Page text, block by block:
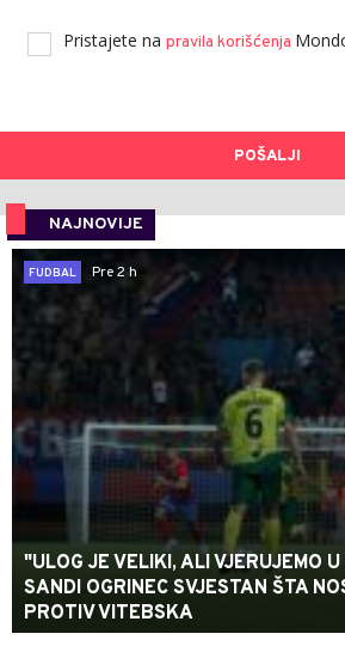
Pristajete na pravila korišćenja
POŠALJI
NAJNOVIJE
FUDBAL
Pre 2 h
"ULOG JE VELIKI, ALI VJERUJEMO
SANDI OGRINEC SVJESTAN ŠTA
PROTIV VITEBSKA